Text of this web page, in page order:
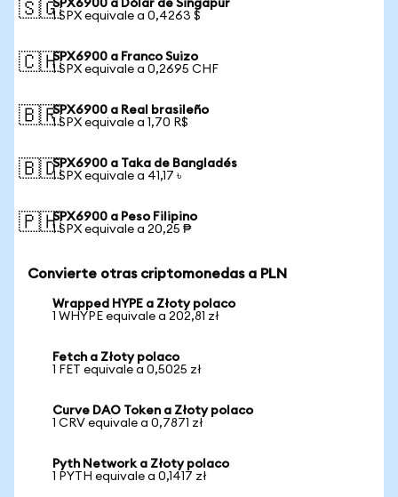
🇸🇬SPX6900 a Dólar de Singapur
1 SPX equivale a 0,4263 $
🇨🇭SPX6900 a Franco Suizo
1 SPX equivale a 0,2695 CHF
🇧🇷SPX6900 a Real brasileño
1 SPX equivale a 1,70 R$
🇧🇩SPX6900 a Taka de Bangladés
1 SPX equivale a 41,17 ৳
🇵🇭SPX6900 a Peso Filipino
1 SPX equivale a 20,25 ₱
Convierte otras criptomonedas a PLN
Wrapped HYPE a Złoty polaco
1 WHYPE equivale a 202,81 zł
Fetch a Złoty polaco
1 FET equivale a 0,5025 zł
Curve DAO Token a Złoty polaco
1 CRV equivale a 0,7871 zł
Pyth Network a Złoty polaco
1 PYTH equivale a 0,1417 zł